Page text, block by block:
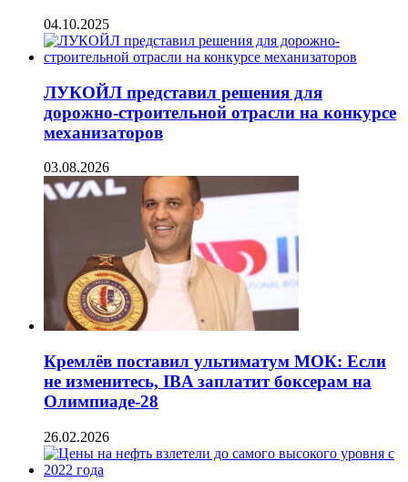
04.10.2025
ЛУКОЙЛ представил решения для
дорожно-строительной отрасли на конкурсе
механизаторов
03.08.2026
Кремлёв поставил ультиматум МОК: Если
не изменитесь, IBA заплатит боксерам на
Олимпиаде-28
26.02.2026